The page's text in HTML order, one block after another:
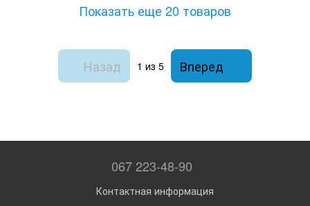
Показать еще 20 товаров
Назад 1 из 5 Вперед
067 223-48-90
Контактная информация